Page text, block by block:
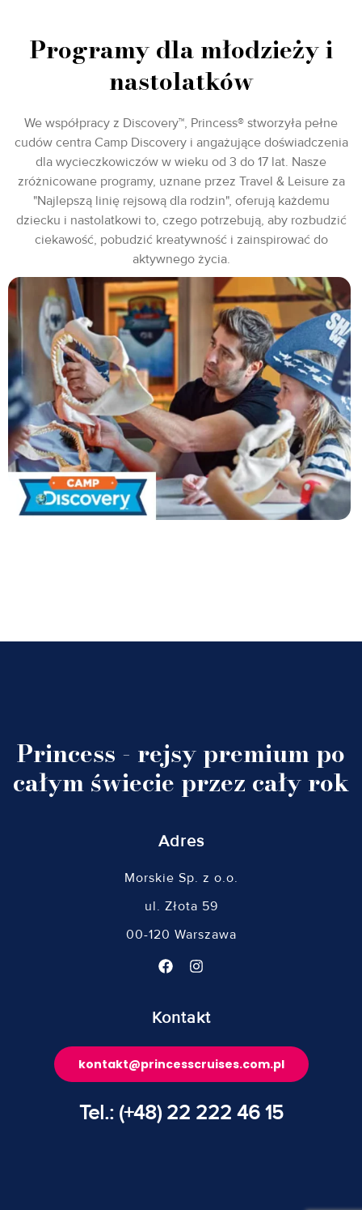
Programy dla młodzieży i
nastolatków
We współpracy z Discovery™, Princess® stworzyła pełne
cudów centra Camp Discovery i angażujące doświadczenia
dla wycieczkowiczów w wieku od 3 do 17 lat. Nasze
zróżnicowane programy, uznane przez Travel & Leisure za
"Najlepszą linię rejsową dla rodzin", oferują każdemu
dziecku i nastolatkowi to, czego potrzebują, aby rozbudzić
ciekawość, pobudzić kreatywność i zainspirować do
aktywnego życia.
Princess - rejsy premium po
całym świecie przez cały rok
Adres
Morskie Sp. z o.o.
ul. Złota 59
00-120 Warszawa
Kontakt
kontakt@princesscruises.com.pl
Tel.: (+48) 22 222 46 15